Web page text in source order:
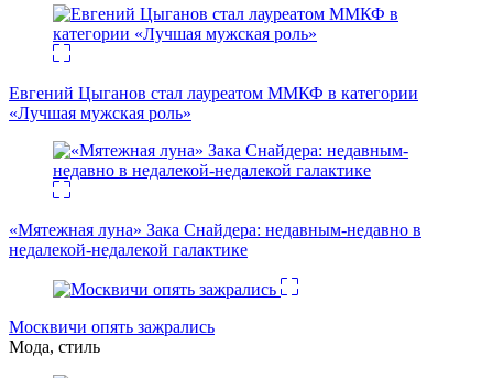
Евгений Цыганов стал лауреатом ММКФ в категории
«Лучшая мужская роль»
«Мятежная луна» Зака Снайдера: недавным-недавно в
недалекой-недалекой галактике
Москвичи опять зажрались
Мода, стиль